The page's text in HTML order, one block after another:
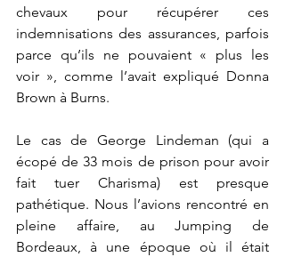
chevaux pour récupérer ces
indemnisations des assurances, parfois
parce qu’ils ne pouvaient « plus les
voir », comme l’avait expliqué Donna
Brown à Burns.
Le cas de George Lindeman (qui a
écopé de 33 mois de prison pour avoir
fait tuer Charisma) est presque
pathétique. Nous l’avions rencontré en
pleine affaire, au Jumping de
Bordeaux, à une époque où il était